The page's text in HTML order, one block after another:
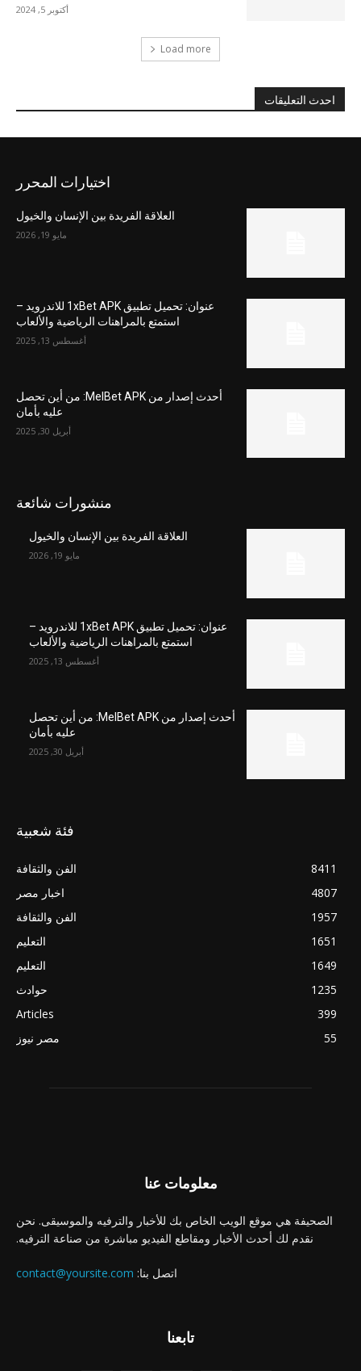
أكتوبر 5, 2024
Load more
احدث التعليقات
اختيارات المحرر
العلاقة الفريدة بين الإنسان والخيول
مايو 19, 2026
عنوان: تحميل تطبيق 1xBet APK للاندرويد –
استمتع بالمراهنات الرياضية والألعاب
أغسطس 13, 2025
أحدث إصدار من MelBet APK: من أين تحصل
عليه بأمان
أبريل 30, 2025
منشورات شائعة
العلاقة الفريدة بين الإنسان والخيول
مايو 19, 2026
عنوان: تحميل تطبيق 1xBet APK للاندرويد –
استمتع بالمراهنات الرياضية والألعاب
أغسطس 13, 2025
أحدث إصدار من MelBet APK: من أين تحصل
عليه بأمان
أبريل 30, 2025
فئة شعبية
الفن والثقافة
8411
اخبار مصر
4807
الفن والثقافة
1957
التعليم
1651
التعليم
1649
حوادث
1235
Articles
399
مصر نيوز
55
معلومات عنا
الصحيفة هي موقع الويب الخاص بك للأخبار والترفيه والموسيقى. نحن
نقدم لك أحدث الأخبار ومقاطع الفيديو مباشرة من صناعة الترفيه.
اتصل بنا: contact@yoursite.com
تابعنا